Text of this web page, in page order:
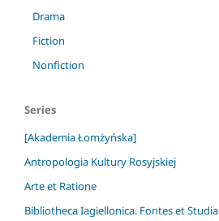
Drama
Fiction
Nonfiction
Series
[Akademia Łomżyńska]
Antropologia Kultury Rosyjskiej
Arte et Ratione
Bibliotheca Iagiellonica. Fontes et Studia